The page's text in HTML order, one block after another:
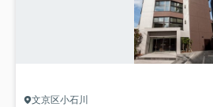
文京区小石川